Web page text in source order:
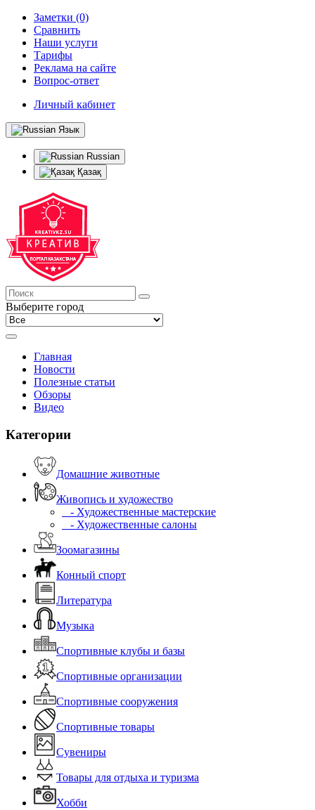
Заметки (0)
Сравнить
Наши услуги
Тарифы
Реклама на сайте
Вопрос-ответ
Личный кабинет
Язык
Russian
Қазақ
Выберите город
Главная
Новости
Полезные статьи
Обзоры
Видео
Категории
Домашние животные
Живопись и художество
- Художественные мастерские
- Художественные салоны
Зоомагазины
Конный спорт
Литература
Музыка
Спортивные клубы и базы
Спортивные организации
Спортивные сооружения
Спортивные товары
Сувениры
Товары для отдыха и туризма
Хобби